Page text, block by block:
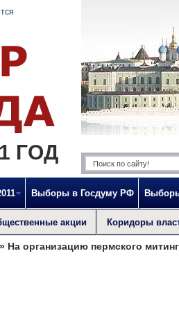
ГОД
Выборы в Госдуму РФ
акции Коридоры
» На организацию пермского